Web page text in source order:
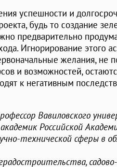
успешности и
будь то создание
предварительно
Игнорирование этого
желания, не
и возможностей,
к негативным
Вавиловского
академик Российской
технической сферы в